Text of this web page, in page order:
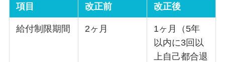
項目 改正前 改正後
給付制限期間 2ヶ月
1ヶ月（5年
以内に3回以
上自己都合退